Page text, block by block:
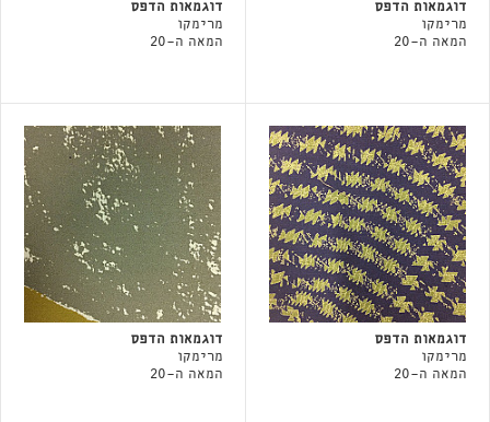
דוגמאות הדפס
מרימקו
המאה ה-20
דוגמאות הדפס
מרימקו
המאה ה-20
דוגמאות הדפס
מרימקו
המאה ה-20
דוגמאות הדפס
מרימקו
המאה ה-20